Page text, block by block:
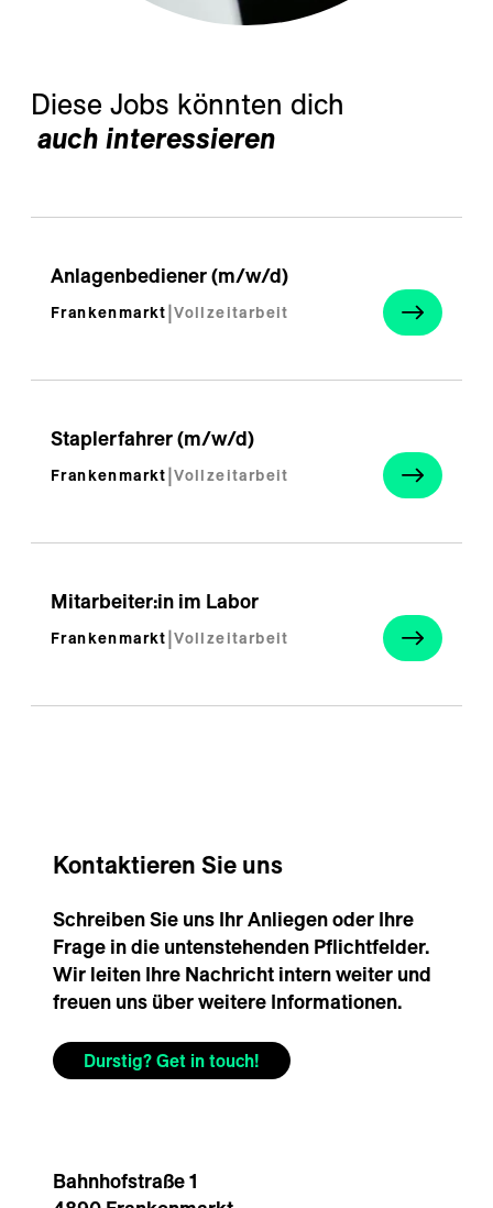
auch interessieren
Anlagenbediener (m/w/d)
Frankenmarkt |Vollzeitarbeit
Staplerfahrer (m/w/d)
Frankenmarkt |Vollzeitarbeit
Mitarbeiter:in im Labor
Frankenmarkt |Vollzeitarbeit
Kontaktieren Sie uns
Schreiben Sie uns Ihr Anliegen oder Ihre
Frage in die untenstehenden Pflichtfelder.
Wir leiten Ihre Nachricht intern weiter und
freuen uns über weitere Informationen.
Durstig? Get in touch!
Bahnhofstraße 1